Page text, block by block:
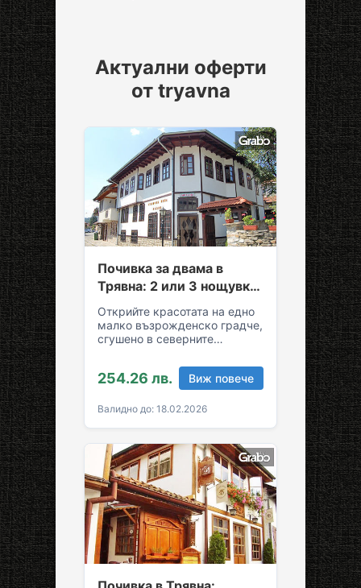
Актуални оферти
от tryavna
Почивка за двама в
Трявна: 2 или 3 нощувки
със закуски и вечери
Открийте красотата на едно
малко възрожденско градче,
сгушено в северните
За вашия комфортен престой
в Трявна…
254.26 лв. Виж повече
Валидно до: 18.02.2026